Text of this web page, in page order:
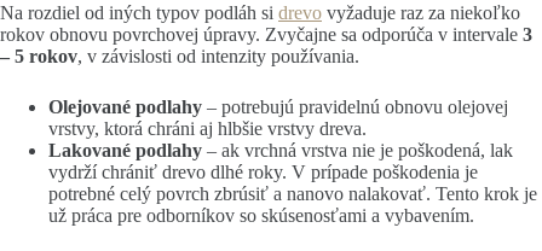
Na rozdiel od iných typov podláh si drevo vyžaduje raz za niekoľko
rokov obnovu povrchovej úpravy. Zvyčajne sa odporúča v intervale 3
– 5 rokov, v závislosti od intenzity používania.
Olejované podlahy – potrebujú pravidelnú obnovu olejovej
vrstvy, ktorá chráni aj hlbšie vrstvy dreva.
Lakované podlahy – ak vrchná vrstva nie je poškodená, lak
vydrží chrániť drevo dlhé roky. V prípade poškodenia je
potrebné celý povrch zbrúsiť a nanovo nalakovať. Tento krok je
už práca pre odborníkov so skúsenosťami a vybavením.